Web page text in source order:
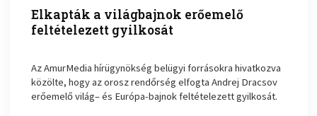
Elkapták a világbajnok erőemelő
feltételezett gyilkosát
Az AmurMedia hírügynökség belügyi forrásokra hivatkozva
közölte, hogy az orosz rendőrség elfogta Andrej Dracsov
erőemelő világ– és Európa-bajnok feltételezett gyilkosát.